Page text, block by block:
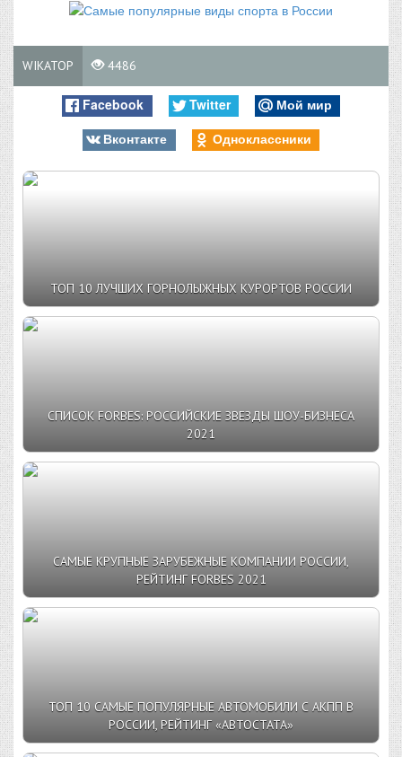
WIKATOP 4486
Facebook Twitter
Мой мир
Вконтакте
Одноклассники
ТОП 10 ЛУЧШИХ ГОРНОЛЫЖНЫХ КУРОРТОВ РОССИИ
СПИСОК FORBES: РОССИЙСКИЕ ЗВЕЗДЫ ШОУ-БИЗНЕСА
2021
САМЫЕ КРУПНЫЕ ЗАРУБЕЖНЫЕ КОМПАНИИ РОССИИ,
РЕЙТИНГ FORBES 2021
ТОП 10 САМЫЕ ПОПУЛЯРНЫЕ АВТОМОБИЛИ С АКПП В
РОССИИ, РЕЙТИНГ «АВТОСТАТА»